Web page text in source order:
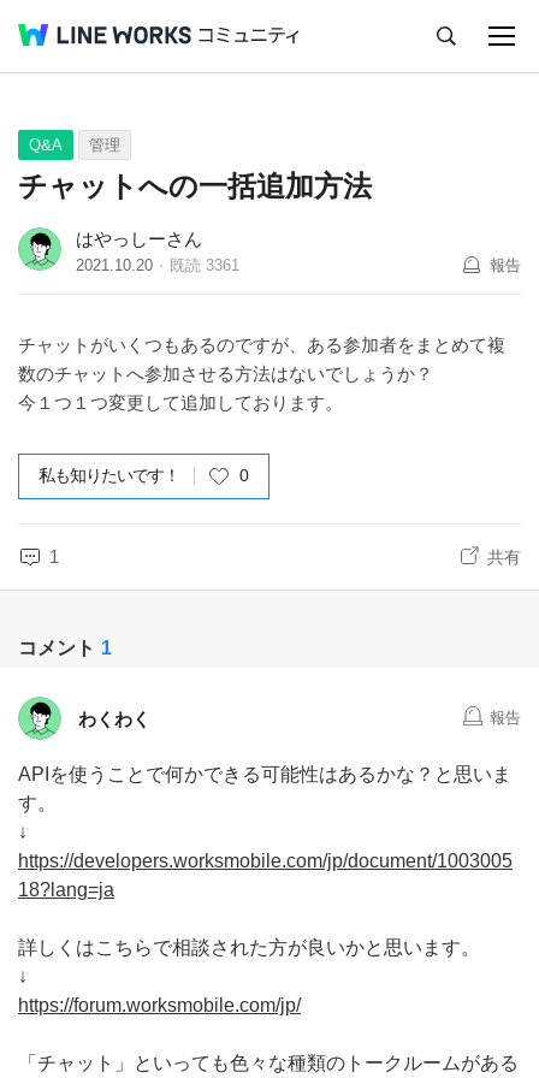
Q&A Tips Ideas
Q&A 管理
チャットへの一括追加方法
はやっしーさん
2021.10.20 既読 3361 報告
チャットがいくつもあるのですが、ある参加者をまとめて複
数のチャットへ参加させる方法はないでしょうか？
今１つ１つ変更して追加しております。
私も知りたいです！ 0
1 共有
コメント 1
わくわく 報告
APIを使うことで何かできる可能性はあるかな？と思いま
す。
↓
https://developers.worksmobile.com/jp/document/1003005
18?lang=ja
詳しくはこちらで相談された方が良いかと思います。
↓
https://forum.worksmobile.com/jp/
「チャット」といっても色々な種類のトークルームがある